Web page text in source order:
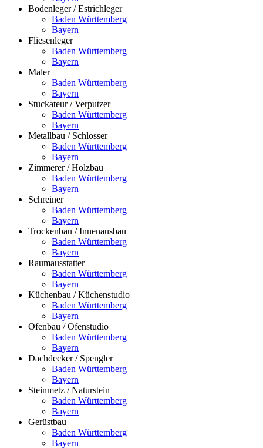
Bodenleger / Estrichleger
Baden Württemberg
Bayern
Fliesenleger
Baden Württemberg
Bayern
Maler
Baden Württemberg
Bayern
Stuckateur / Verputzer
Baden Württemberg
Bayern
Metallbau / Schlosser
Baden Württemberg
Bayern
Zimmerer / Holzbau
Baden Württemberg
Bayern
Schreiner
Baden Württemberg
Bayern
Trockenbau / Innenausbau
Baden Württemberg
Bayern
Raumausstatter
Baden Württemberg
Bayern
Küchenbau / Küchenstudio
Baden Württemberg
Bayern
Ofenbau / Ofenstudio
Baden Württemberg
Bayern
Dachdecker / Spengler
Baden Württemberg
Bayern
Steinmetz / Naturstein
Baden Württemberg
Bayern
Gerüstbau
Baden Württemberg
Bayern